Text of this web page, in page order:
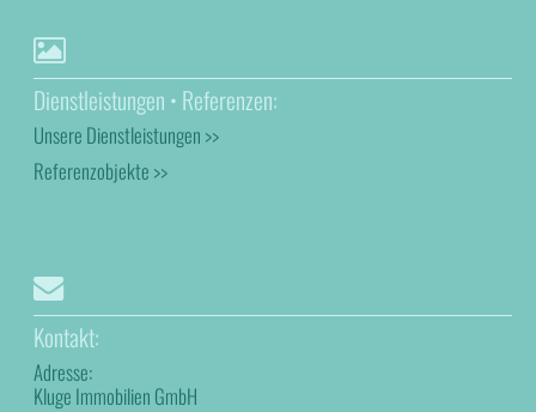
Dienstleistungen • Referenzen:
Unsere Dienstleistungen >>
Referenzobjekte >>
Kontakt:
Adresse:
Kluge Immobilien GmbH